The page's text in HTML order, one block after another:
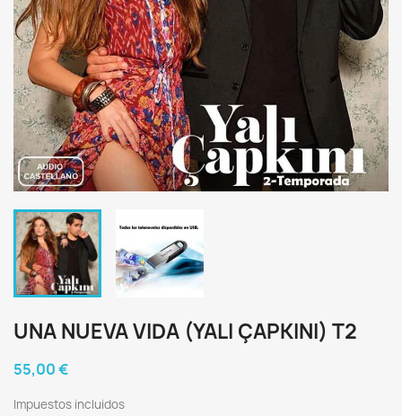
UNA NUEVA VIDA (YALI ÇAPKINI) T2
55,00 €
Impuestos incluidos